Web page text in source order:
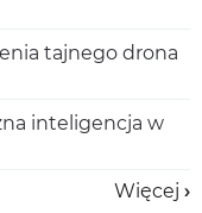
tajnego drona
inteligencja w
Więcej